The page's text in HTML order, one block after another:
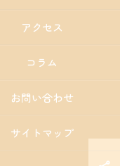
アクセス
コラム
お問い合わせ
サイトマップ